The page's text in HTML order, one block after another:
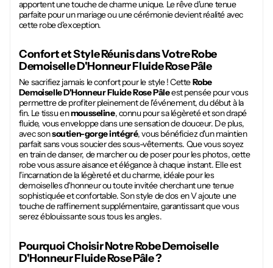
apportent une touche de charme unique. Le rêve d'une tenue
parfaite pour un mariage ou une cérémonie devient réalité avec
cette robe d'exception.
Confort et Style Réunis dans VotreRobe
Demoiselle D'Honneur Fluide Rose Pâle
Ne sacrifiez jamais le confort pour le style ! CetteRobe
Demoiselle D'Honneur Fluide Rose Pâleest pensée pour vous
permettre de profiter pleinement de l'événement, du début à la
fin. Le tissu enmousseline, connu pour sa légèreté et son drapé
fluide, vous enveloppe dans une sensation de douceur. De plus,
avec sonsoutien-gorge intégré, vous bénéficiez d'un maintien
parfait sans vous soucier des sous-vêtements. Que vous soyez
en train de danser, de marcher ou de poser pour les photos, cette
robe vous assure aisance et élégance à chaque instant. Elle est
l'incarnation de la légèreté et du charme, idéale pour les
demoiselles d'honneur ou toute invitée cherchant une tenue
sophistiquée et confortable. Son style de dos en V ajoute une
touche de raffinement supplémentaire, garantissant que vous
serez éblouissante sous tous les angles.
Pourquoi Choisir NotreRobe Demoiselle
D'Honneur Fluide Rose Pâle?